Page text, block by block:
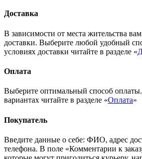
Доставка
В зависимости от места жительства
доставки. Выберите любой удобный
условиях доставки читайте в разделе «
Оплата
Выберите оптимальный способ
вариантах читайте в разделе «Оплата»
Покупатель
Введите данные о себе: ФИО, адрес
телефона. В поле «Комментарии к